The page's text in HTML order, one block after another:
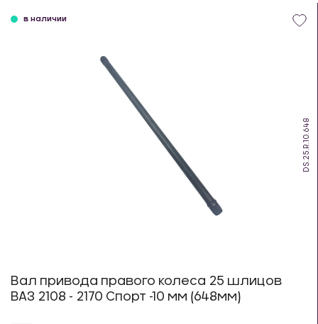
DS.25.R.10.648
в наличии
Вал привода правого колеса 25 шлицов
ВАЗ 2108 - 2170 Спорт -10 мм (648мм)